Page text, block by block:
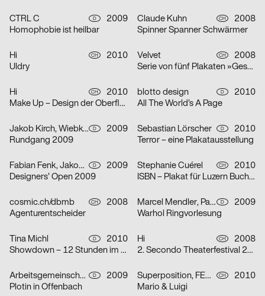
CTRL C D
2009
Homophobie ist heilbar
Claude Kuhn CH
2008
Spinner Spanner Schwärmer
Hi CH
2010
Uldry
Velvet CH
2008
Serie von fünf Plakaten »Geschieht dir recht«
Hi CH
2010
Make Up – Design der Oberfläche
blotto design D
2010
All The World’s A Page
Jakob Kirch, Wiebke Rosin D
2009
Rundgang 2009
Sebastian Lörscher D
2010
Terror – eine Plakatausstellung
Fabian Fenk, Jakob Kirch D
2009
Designers’ Open 2009
Stephanie Cuérel CH
2010
ISBN – Plakat für Luzern Bucht: Literaturfest, Buchmarkt, Anagrammtage
cosmic.ch/dbmb CH
2008
Agenturentscheider
Marcel Mendler, Patrick Oltean D
2009
Warhol Ringvorlesung
Tina Michl D
2010
Showdown – 12 Stunden im Konflikt
Hi CH
2008
2. Secondo Theaterfestival 2008
Arbeitsgemeinschaft für visuelle und verbale Kommunikation Uwe Loesch D
2009
Plotin in Offenbach
Superposition, FEDERAL studio CH
2010
Mario & Luigi